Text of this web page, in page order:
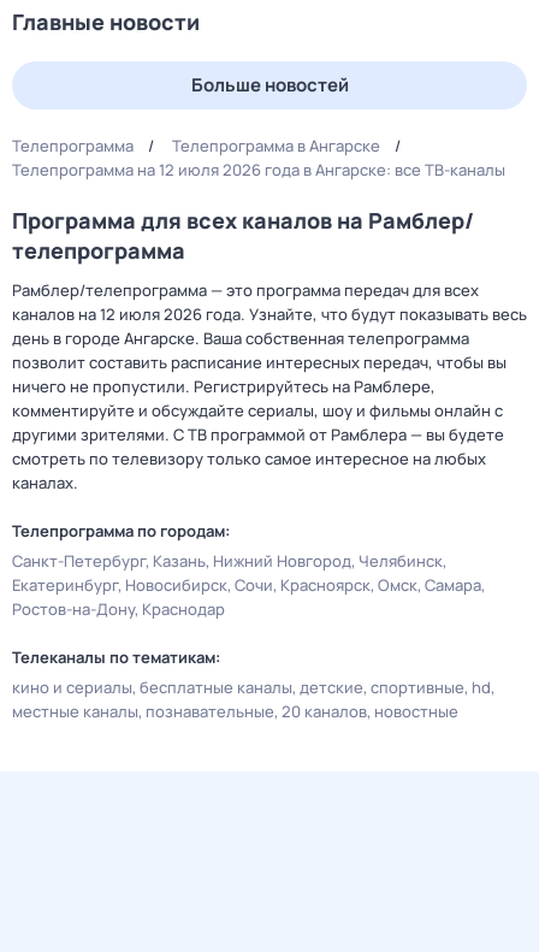
Главные новости
Больше новостей
Телепрограмма
Телепрограмма в Ангарске
Телепрограмма на 12 июля 2026 года в Ангарске: все ТВ-каналы
Программа для всех каналов на Рамблер/
телепрограмма
Рамблер/телепрограмма — это программа передач для всех
каналов на 12 июля 2026 года. Узнайте, что будут показывать весь
день в городе Ангарске. Ваша собственная телепрограмма
позволит составить расписание интересных передач, чтобы вы
ничего не пропустили. Регистрируйтесь на Рамблере,
комментируйте и обсуждайте сериалы, шоу и фильмы онлайн с
другими зрителями. С ТВ программой от Рамблера — вы будете
смотреть по телевизору только самое интересное на любых
каналах.
Телепрограмма по городам:
Санкт-Петербург Казань Нижний Новгород Челябинск
Екатеринбург Новосибирск Сочи Красноярск Омск Самара
Ростов-на-Дону Краснодар
Телеканалы по тематикам:
кино и сериалы бесплатные каналы детские спортивные hd
местные каналы познавательные 20 каналов новостные